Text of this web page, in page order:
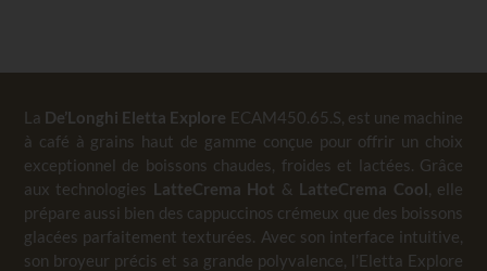
La De’Longhi Eletta Explore ECAM450.65.S, est une machine
à café à grains haut de gamme conçue pour offrir un choix
exceptionnel de boissons chaudes, froides et lactées. Grâce
aux technologies LatteCrema Hot & LatteCrema Cool, elle
prépare aussi bien des cappuccinos crémeux que des boissons
glacées parfaitement texturées. Avec son interface intuitive,
son broyeur précis et sa grande polyvalence, l’Eletta Explore